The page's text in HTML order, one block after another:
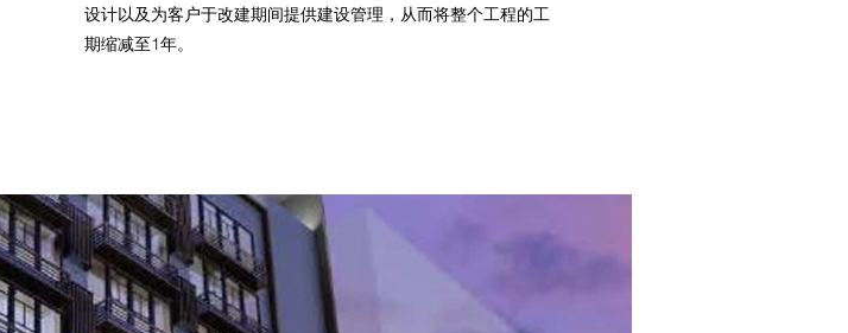
设计以及为客户于改建期间提供建设管理，从而将整个工程的工
期缩减至1年。